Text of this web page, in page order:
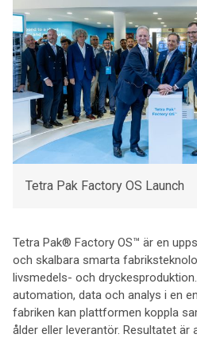
Tetra Pak Factory OS Launch
Tetra Pak® Factory OS™ är en
och skalbara smarta
livsmedels- och
automation, data och analys i en
fabriken kan plattformen koppla
ålder eller leverantör. Resultatet är